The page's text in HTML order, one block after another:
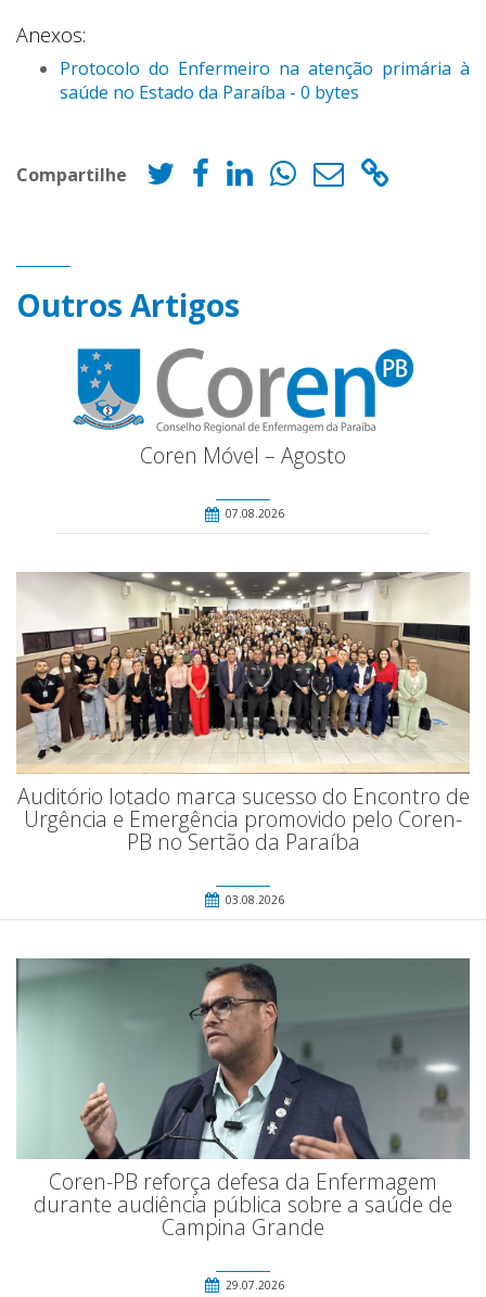
Anexos:
Protocolo do Enfermeiro na atenção primária à
saúde no Estado da Paraíba - 0 bytes
Compartilhe
Outros Artigos
Coren Móvel – Agosto
07.08.2026
Auditório lotado marca sucesso do Encontro de
Urgência e Emergência promovido pelo Coren-
PB no Sertão da Paraíba
03.08.2026
Coren-PB reforça defesa da Enfermagem
durante audiência pública sobre a saúde de
Campina Grande
29.07.2026